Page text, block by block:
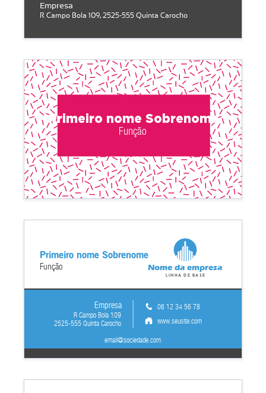
R Campo Bola 109, 2525-555 Quinta Carocho
Empresa
Função
Primeiro nome Sobrenome
email@sociedade.com
R Campo Bola 109
2525-555 Quinta Carocho
06 12 34 56 78
www.seusite.com
Função
Empresa
Primeiro nome Sobrenome
Nome da empresa
Linha de base